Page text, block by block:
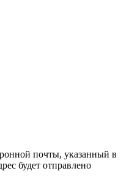
почты, указанный в
будет отправлено